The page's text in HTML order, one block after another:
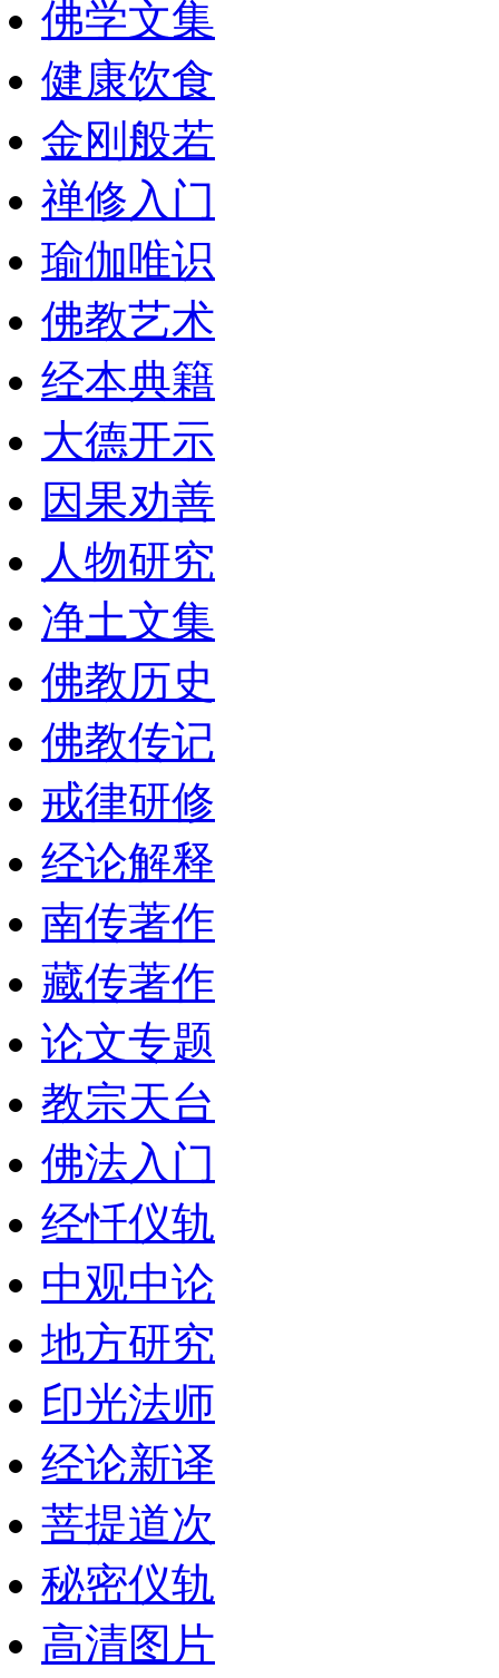
佛学文集
健康饮食
金刚般若
禅修入门
瑜伽唯识
佛教艺术
经本典籍
大德开示
因果劝善
人物研究
净土文集
佛教历史
佛教传记
戒律研修
经论解释
南传著作
藏传著作
论文专题
教宗天台
佛法入门
经忏仪轨
中观中论
地方研究
印光法师
经论新译
菩提道次
秘密仪轨
高清图片